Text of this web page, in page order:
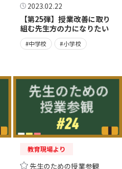
2023.02.22
【第25弾】授業改善に取り
組む先生方の力になりたい
#中学校 #小学校
教育現場より
先生のための授業参観